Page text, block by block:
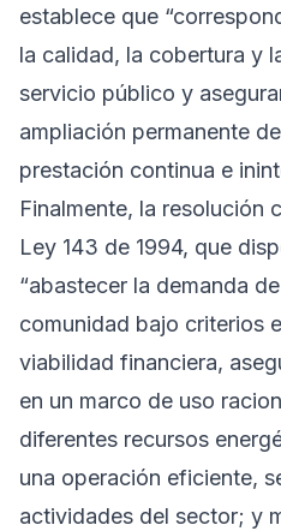
establece que
la calidad, la cobertura y
servicio público y
ampliación permanente
prestación continua e
Finalmente, la resolución
Ley 143 de 1994, que
“abastecer la demanda
comunidad bajo criterios
viabilidad financiera,
en un marco de uso
diferentes recursos
una operación eficiente,
actividades del sector; y